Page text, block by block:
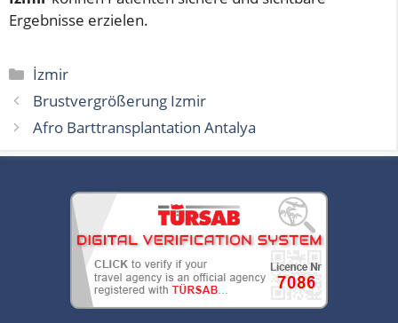
Ergebnisse erzielen.
Kategorien
İzmir
Brustvergrößerung Izmir
Afro Barttransplantation Antalya